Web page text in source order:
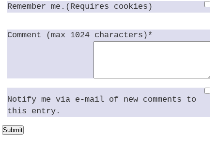
Remember me.(Requires cookies)
Comment (max 1024 characters)*
Notify me via e-mail of new comments to
this entry.
Submit